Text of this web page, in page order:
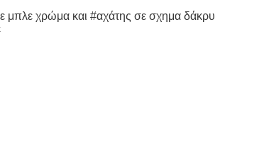
μπλε χρώμα και #αχάτης σε σχημα δάκρυ